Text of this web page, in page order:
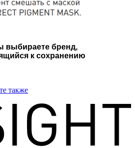
выбираете бренд,
к сохранению
также